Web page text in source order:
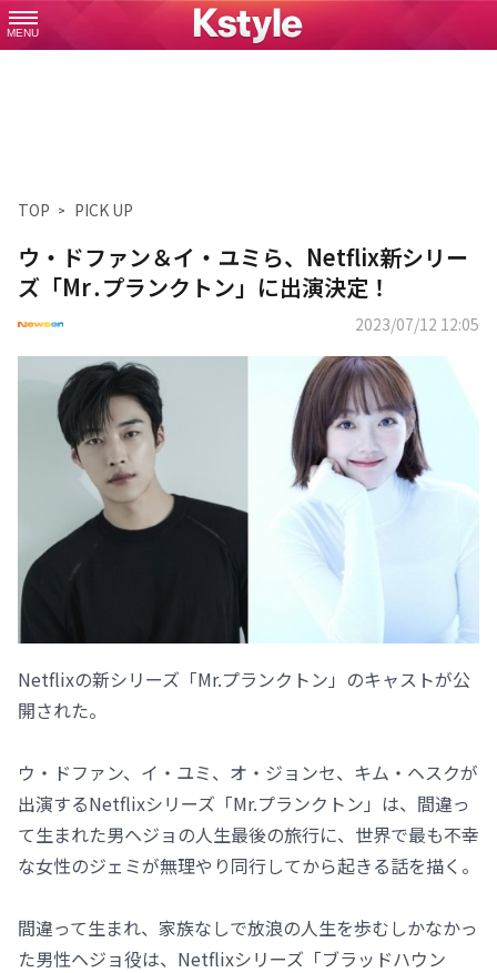
MENU
TOP PICK UP
ウ・ドファン＆イ・ユミら、Netflix新シリー
ズ「Mr․プランクトン」に出演決定！
2023/07/12 12:05
Netflixの新シリーズ「Mr.プランクトン」のキャストが公
開された。
ウ・ドファン、イ・ユミ、オ・ジョンセ、キム・ヘスクが
出演するNetflixシリーズ「Mr.プランクトン」は、間違っ
て生まれた男ヘジョの人生最後の旅行に、世界で最も不幸
な女性のジェミが無理やり同行してから起きる話を描く。
間違って生まれ、家族なしで放浪の人生を歩むしかなかっ
た男性ヘジョ役は、Netflixシリーズ「ブラッドハウン